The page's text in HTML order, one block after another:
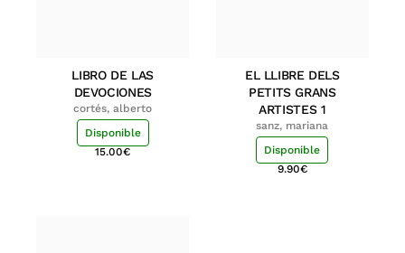
LIBRO DE LAS
DEVOCIONES
cortés, alberto
Disponible
15.00€
EL LLIBRE DELS
PETITS GRANS
ARTISTES 1
sanz, mariana
Disponible
9.90€